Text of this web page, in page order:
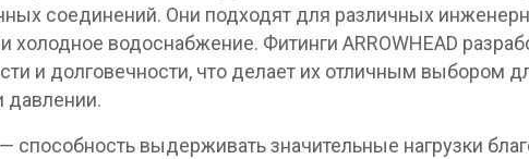
соединений. Они подходят для различных
холодное водоснабжение. Фитинги ARROWHEAD
и долговечности, что делает их отличным выбором
давлении.
способность выдерживать значительные нагрузки